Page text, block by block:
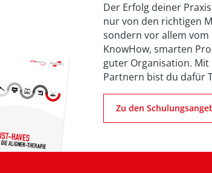
Der Erfolg deiner
nur von den richtigen
sondern vor allem vom
KnowHow, smarten
guter Organisation. Mit
Partnern bist du dafür
Zu den